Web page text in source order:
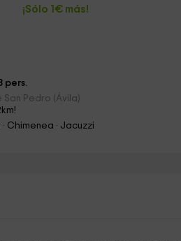
¡Sólo 1€ más!
pers.
San Pedro (Ávila)
Chimenea · Jacuzzi